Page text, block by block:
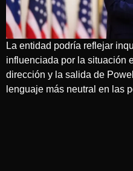
La entidad podría reflejar
influenciada por la situación
dirección y la salida de
lenguaje más neutral en las